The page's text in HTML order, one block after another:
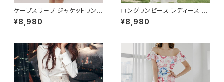
ケープスリーブ ジャケットワンピ
ース ベルト付き ワンピース レデ
ィース 長袖 襟付き タイト スー
ート 二次会 結婚式 春 夏 秋 冬
お呼ばれ ブラック ベージュ お
しゃれ 高見え 20代 30代 40代
フォーマル 体型カバー 人気 トレ
ンド C-OSS0136
¥8,980
ロングワンピース レディース シ
フォン フリル ハイネック ノース
リーブ フレア Aライン エレガン
秋 冬 お呼ばれ デート 食事会
フォーマル リゾート パーティー
人気 大人可愛い ホワイト C-O
¥8,980